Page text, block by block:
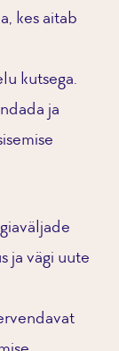
kes aitab
kutsega.
ja
ja vägi uute